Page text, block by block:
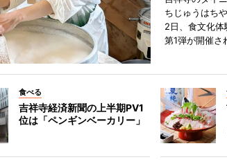
ちじゅうはち
2日、食文化
第1弾が開催さ
食べる
吉祥寺経済新聞の上半期PV1
位は「ペンギンベーカリー」